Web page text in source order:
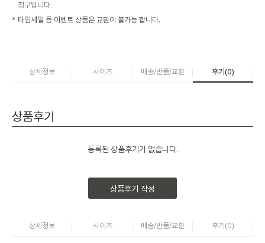
청구됩니다.
* 타임세일 등 이벤트 상품은 교환이 불가능 합니다.
상세정보 사이즈 배송/반품/교환 후기(0)
상품후기
등록된 상품후기가 없습니다.
상품후기 작성
상세정보 사이즈 배송/반품/교환 후기(0)